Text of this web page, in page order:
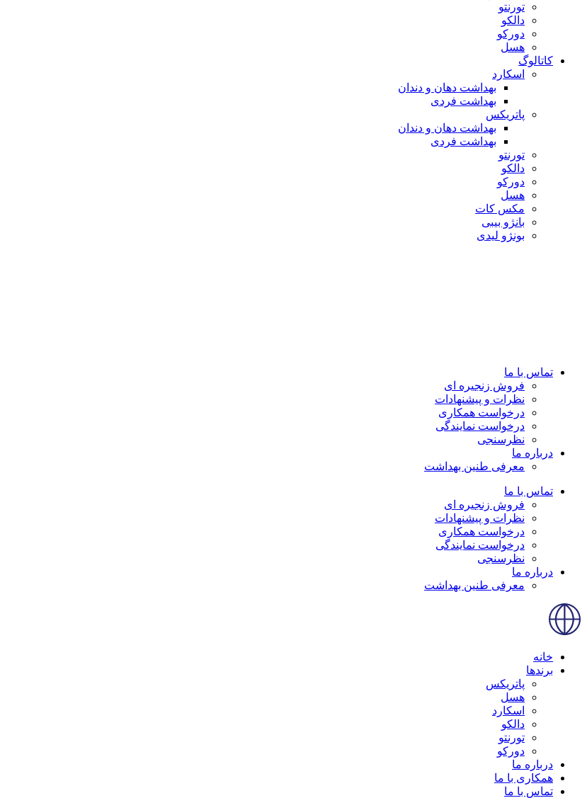
تورنتو
دالکو
دورکو
هسل
کاتالوگ
اسکارد
بهداشت دهان و دندان
بهداشت فردی
پاتریکس
بهداشت دهان و دندان
بهداشت فردی
تورنتو
دالکو
دورکو
هسل
مکس کات
بانژو بیبی
بونژو لیدی
تماس با ما
فروش زنجیره ای
نظرات و پیشنهادات
درخواست همکاری
درخواست نمایندگی
نظرسنجی
درباره ما
معرفی طنین بهداشت
تماس با ما
فروش زنجیره ای
نظرات و پیشنهادات
درخواست همکاری
درخواست نمایندگی
نظرسنجی
درباره ما
معرفی طنین بهداشت
خانه
برندها
پاتریکس
هسل
اسکارد
دالکو
تورنتو
دورکو
درباره ما
همکاری با ما
تماس با ما